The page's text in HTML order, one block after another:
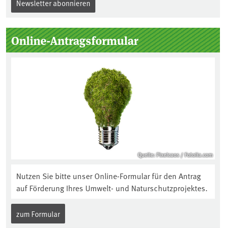
Newsletter abonnieren
Online-Antragsformular
Quelle: Pixelcaos / Fotolia.com
Nutzen Sie bitte unser Online-Formular für den Antrag
auf Förderung Ihres Umwelt- und Naturschutzprojektes.
zum Formular